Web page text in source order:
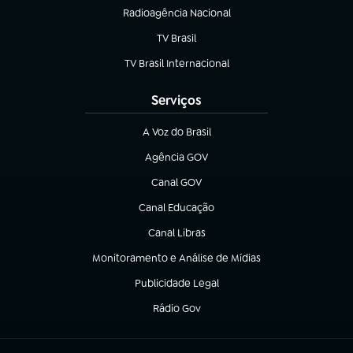
Radioagência Nacional
(abre em nova aba)
TV Brasil
(abre em nova aba)
TV Brasil Internacional
(abre em nova aba)
Serviços
A Voz do Brasil
(abre em nova aba)
Agência GOV
(abre em nova aba)
Canal GOV
(abre em nova aba)
Canal Educação
(abre em nova aba)
Canal Libras
(abre em nova aba)
Monitoramento e Análise de Mídias
(abre em nova aba)
Publicidade Legal
(abre em nova aba)
Rádio Gov
(abre em nova aba)